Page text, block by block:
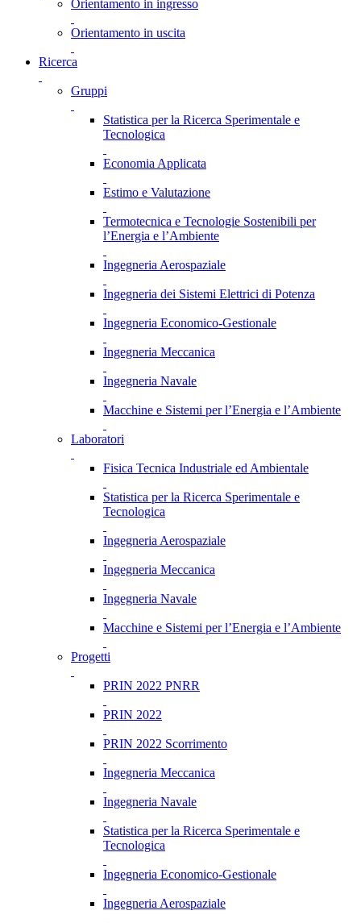
Orientamento in ingresso
Orientamento in uscita
Ricerca
Gruppi
Statistica per la Ricerca Sperimentale e
Tecnologica
Economia Applicata
Estimo e Valutazione
Termotecnica e Tecnologie Sostenibili per
l’Energia e l’Ambiente
Ingegneria Aerospaziale
Ingegneria dei Sistemi Elettrici di Potenza
Ingegneria Economico-Gestionale
Ingegneria Meccanica
Ingegneria Navale
Macchine e Sistemi per l’Energia e l’Ambiente
Laboratori
Fisica Tecnica Industriale ed Ambientale
Statistica per la Ricerca Sperimentale e
Tecnologica
Ingegneria Aerospaziale
Ingegneria Meccanica
Ingegneria Navale
Macchine e Sistemi per l’Energia e l’Ambiente
Progetti
PRIN 2022 PNRR
PRIN 2022
PRIN 2022 Scorrimento
Ingegneria Meccanica
Ingegneria Navale
Statistica per la Ricerca Sperimentale e
Tecnologica
Ingegneria Economico-Gestionale
Ingegneria Aerospaziale